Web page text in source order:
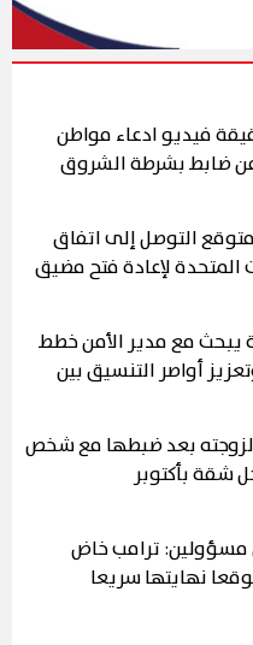
فيديو ادعاء مواطن
من ضابط بشرطة الشروق
التوصل إلى اتفاق
المتحدة لإعادة فتح مضيق
يبحث مع مدير الأمن خطط
أواصر التنسيق بين
لزوجته بعد ضبطها مع شخص
شقة بأكتوبر
مسؤولين: ترامب خاض
نهايتها سريعا